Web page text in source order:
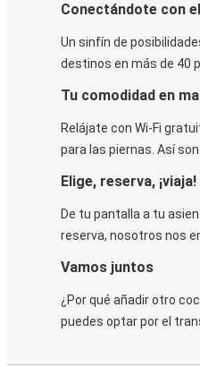
Conectándote con
Un sinfín de
destinos en más de 40
Tu comodidad en
Relájate con Wi-Fi
para las piernas. Así
Elige, reserva, ¡viaja!
De tu pantalla a tu
reserva, nosotros nos
Vamos juntos
¿Por qué añadir otro
puedes optar por el